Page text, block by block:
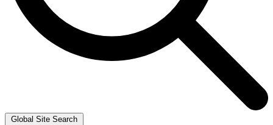
Global Site Search